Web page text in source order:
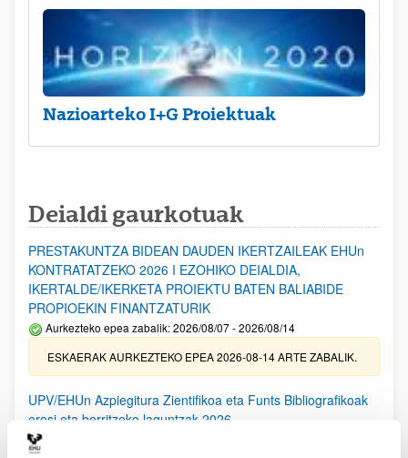
Nazioarteko I+G Proiektuak
Deialdi gaurkotuak
PRESTAKUNTZA BIDEAN DAUDEN IKERTZAILEAK EHUn
KONTRATATZEKO 2026 I EZOHIKO DEIALDIA,
IKERTALDE/IKERKETA PROIEKTU BATEN BALIABIDE
PROPIOEKIN FINANTZATURIK
Aurkezteko epea zabalik: 2026/08/07 - 2026/08/14
ESKAERAK AURKEZTEKO EPEA 2026-08-14 ARTE ZABALIK.
UPV/EHUn Azpiegitura Zientifikoa eta Funts Bibliografikoak
erosi eta berritzeko laguntzak 2026